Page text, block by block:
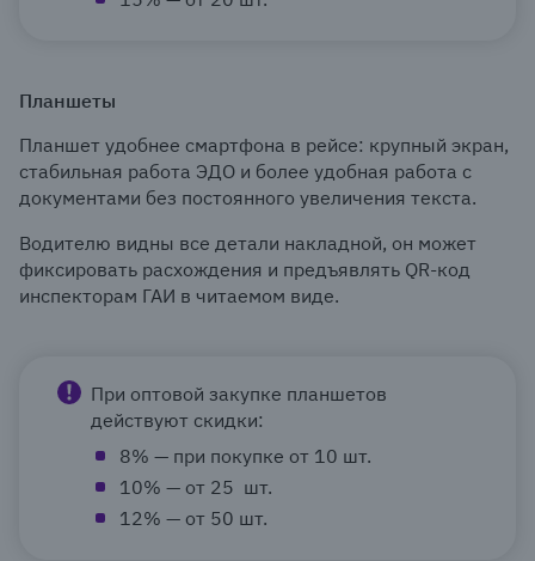
Планшеты
Планшет удобнее смартфона в рейсе: крупный экран,
стабильная работа ЭДО и более удобная работа с
документами без постоянного увеличения текста.
Водителю видны все детали накладной, он может
фиксировать расхождения и предъявлять QR-код
инспекторам ГАИ в читаемом виде.
При оптовой закупке планшетов
действуют скидки:
8% — при покупке от 10 шт.
10% — от 25 шт.
12% — от 50 шт.